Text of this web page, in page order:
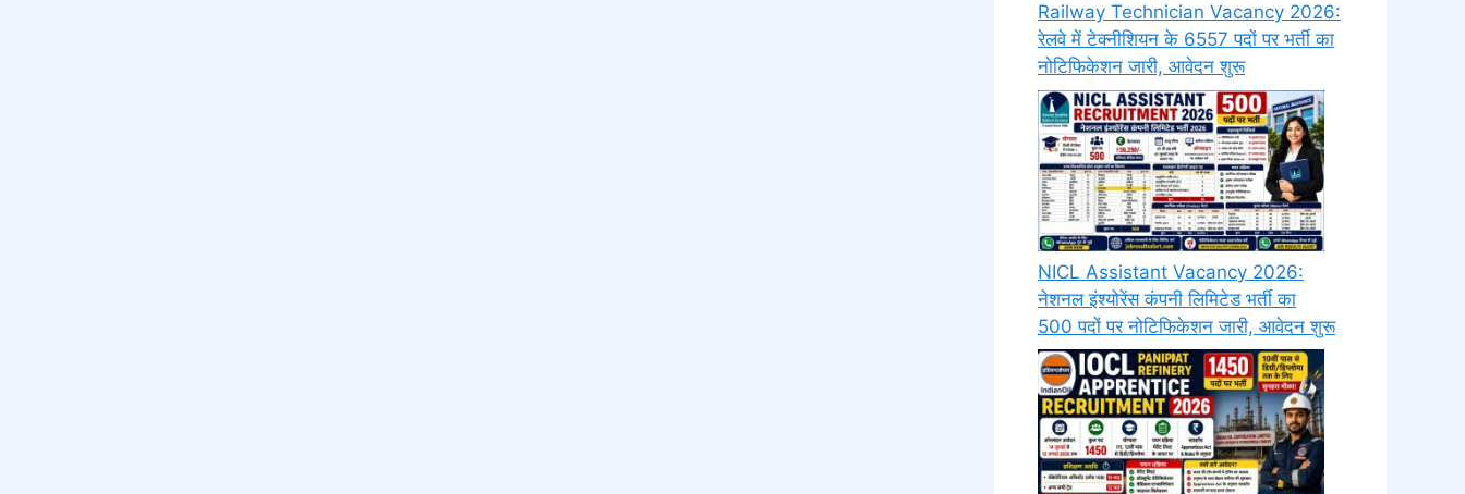
Railway Technician Vacancy 2026:
रेलवे में टेक्नीशियन के 6557 पदों पर भर्ती का
नोटिफिकेशन जारी, आवेदन शुरू
NICL Assistant Vacancy 2026:
नेशनल इंश्योरेंस कंपनी लिमिटेड भर्ती का
500 पदों पर नोटिफिकेशन जारी, आवेदन शुरू